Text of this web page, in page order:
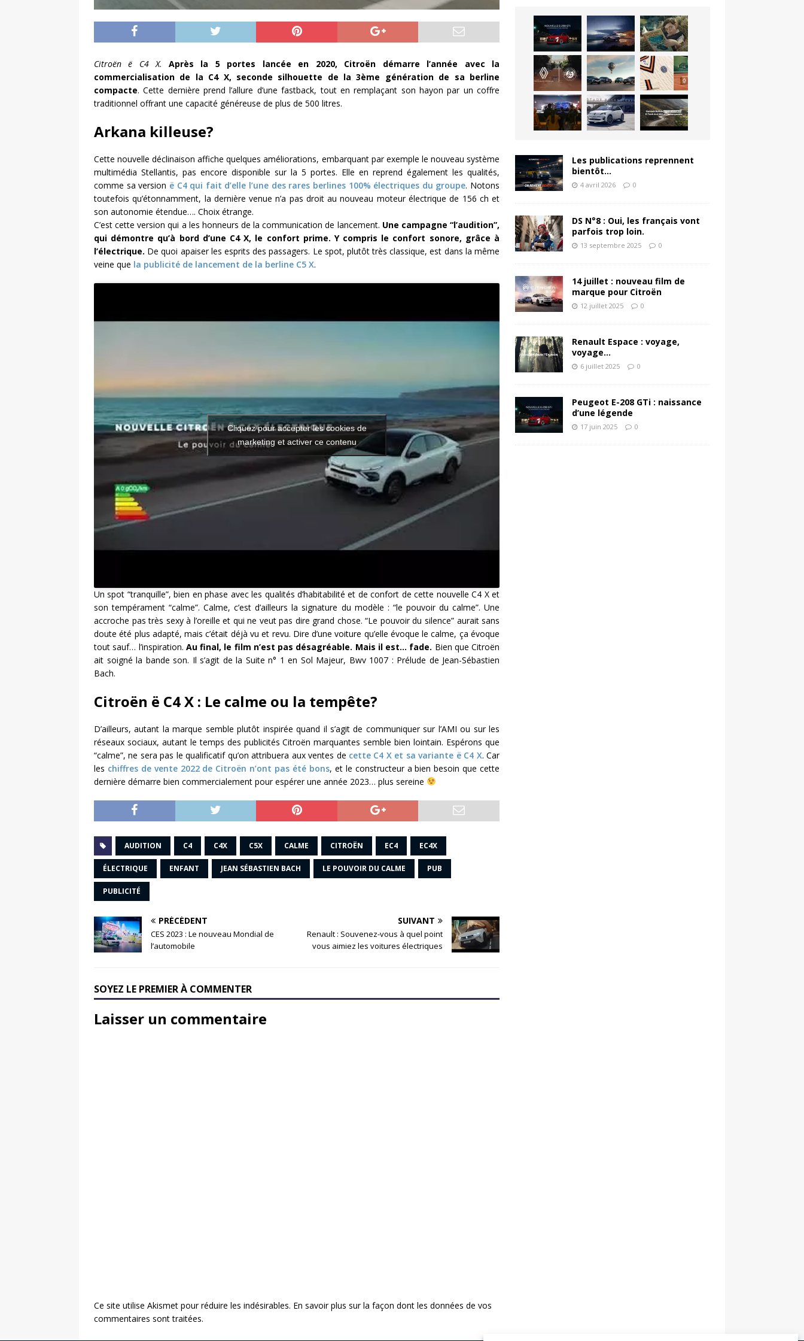
Citroën ë C4 X. Après la 5 portes lancée en 2020, Citroën démarre l’année avec la
commercialisation de la C4 X, seconde silhouette de la 3ème génération de sa berline
compacte. Cette dernière prend l’allure d’une fastback, tout en remplaçant son hayon par un coffre
traditionnel offrant une capacité généreuse de plus de 500 litres.
Arkana killeuse?
Cette nouvelle déclinaison affiche quelques améliorations, embarquant par exemple le nouveau système
multimédia Stellantis, pas encore disponible sur la 5 portes. Elle en reprend également les qualités,
comme sa version ë C4 qui fait d’elle l’une des rares berlines 100% électriques du groupe. Notons
toutefois qu’étonnamment, la dernière venue n’a pas droit au nouveau moteur électrique de 156 ch et
son autonomie étendue…. Choix étrange.
C’est cette version qui a les honneurs de la communication de lancement. Une campagne “l’audition”,
qui démontre qu’à bord d’une C4 X, le confort prime. Y compris le confort sonore, grâce à
l’électrique. De quoi apaiser les esprits des passagers. Le spot, plutôt très classique, est dans la même
veine que la publicité de lancement de la berline C5 X.
Cliquez pour accepter les cookies de
marketing et activer ce contenu
Un spot “tranquille”, bien en phase avec les qualités d’habitabilité et de confort de cette nouvelle C4 X et
son tempérament “calme”. Calme, c’est d’ailleurs la signature du modèle : “le pouvoir du calme”. Une
accroche pas très sexy à l’oreille et qui ne veut pas dire grand chose. “Le pouvoir du silence” aurait sans
doute été plus adapté, mais c’était déjà vu et revu. Dire d’une voiture qu’elle évoque le calme, ça évoque
tout sauf… l’inspiration. Au final, le film n’est pas désagréable. Mais il est… fade. Bien que Citroën
ait soigné la bande son. Il s’agit de la Suite n° 1 en Sol Majeur, Bwv 1007 : Prélude de Jean-Sébastien
Bach.
Citroën ë C4 X : Le calme ou la tempête?
D’ailleurs, autant la marque semble plutôt inspirée quand il s’agit de communiquer sur l’AMI ou sur les
réseaux sociaux, autant le temps des publicités Citroën marquantes semble bien lointain. Espérons que
“calme”, ne sera pas le qualificatif qu’on attribuera aux ventes de cette C4 X et sa variante ë C4 X. Car
les chiffres de vente 2022 de Citroën n’ont pas été bons, et le constructeur a bien besoin que cette
dernière démarre bien commercialement pour espérer une année 2023… plus sereine
AUDITION C4 C4X C5X CALME CITROËN EC4 EC4X
ÉLECTRIQUE ENFANT JEAN SÉBASTIEN BACH LE POUVOIR DU CALME PUB
PUBLICITÉ
PRÉCÉDENT
CES 2023 : Le nouveau Mondial de
l’automobile
SUIVANT
Renault : Souvenez-vous à quel point
vous aimiez les voitures électriques
SOYEZ LE PREMIER À COMMENTER
Laisser un commentaire
Ce site utilise Akismet pour réduire les indésirables. En savoir plus sur la façon dont les données de vos
commentaires sont traitées.
Les publications reprennent
bientôt…
4 avril 2026 0
DS N°8 : Oui, les français vont
parfois trop loin.
13 septembre 2025 0
14 juillet : nouveau film de
marque pour Citroën
12 juillet 2025 0
Renault Espace : voyage,
voyage…
6 juillet 2025 0
Peugeot E-208 GTi : naissance
d’une légende
17 juin 2025 0